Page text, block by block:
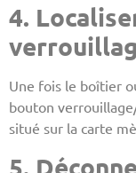
4.
Une fois le boîtier
bouton
situé sur la carte
5.